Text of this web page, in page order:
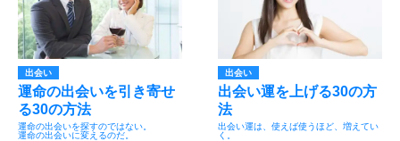
出会い
運命の出会いを引き寄せ
る30の方法
運命の出会いを探すのではない。
運命の出会いに変えるのだ。
出会い
出会い運を上げる30の方
法
出会い運は、使えば使うほど、増えてい
く。